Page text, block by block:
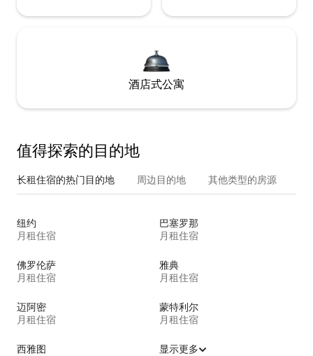
酒店式公寓
值得探索的目的地
长租住宿的热门目的地 周边目的地 其他类型的房源
纽约
月租住宿
巴塞罗那
月租住宿
佛罗伦萨
月租住宿
雅典
月租住宿
迈阿密
月租住宿
蒙特利尔
月租住宿
西雅图
显示更多